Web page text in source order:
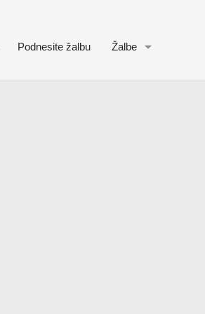
Podnesite žalbu Žalbe